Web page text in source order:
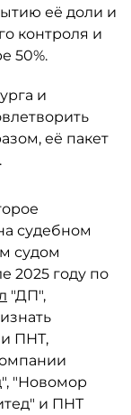
её доли и
контроля и
50%.
и
её пакет
судебном
судом
2025 году по
"ДП",
ПНТ,
"Новомор
и ПНТ